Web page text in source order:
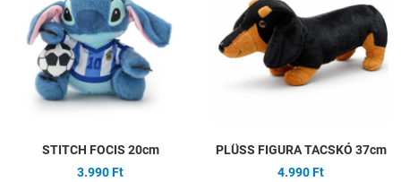
Összehasonlítás
Gyors nézet
STITCH FOCIS 20cm
3.990 Ft
PLÜSS FIGURA TACSKÓ 37cm
4.990 Ft